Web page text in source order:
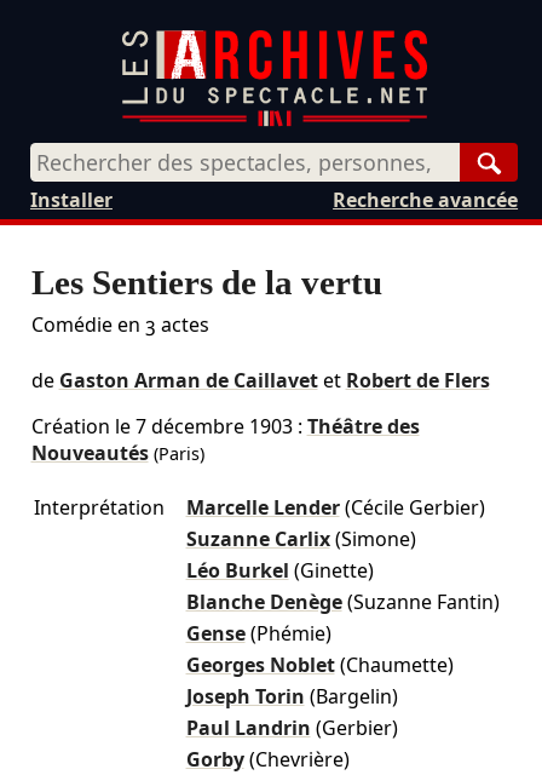
Recherche avancée
Installer
Les Sentiers de la vertu
Comédie en 3 actes
de Gaston Arman de Caillavetet Robert de Flers
Création le7 décembre 1903: Théâtre des
Nouveautés(Paris)
Interprétation Marcelle Lender (Cécile Gerbier)
Suzanne Carlix (Simone)
Léo Burkel (Ginette)
Blanche Denège (Suzanne Fantin)
Gense (Phémie)
Georges Noblet (Chaumette)
Joseph Torin (Bargelin)
Paul Landrin (Gerbier)
Gorby (Chevrière)